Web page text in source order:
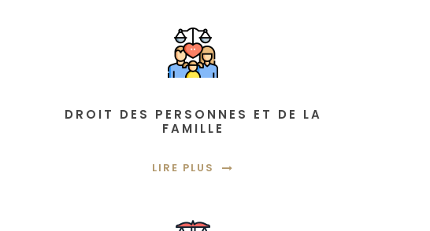
DROIT DES PERSONNES ET DE LA
FAMILLE
LIRE PLUS